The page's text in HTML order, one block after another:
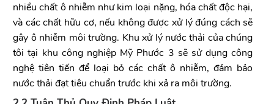
nhiều chất ô nhiễm như kim loại nặng, hóa chất độc hại,
và các chất hữu cơ, nếu không được xử lý đúng cách sẽ
gây ô nhiễm môi trường. Khu xử lý nước thải của chúng
tôi tại khu công nghiệp Mỹ Phước 3 sẽ sử dụng công
nghệ tiên tiến để loại bỏ các chất ô nhiễm, đảm bảo
nước thải đạt tiêu chuẩn trước khi xả ra môi trường.